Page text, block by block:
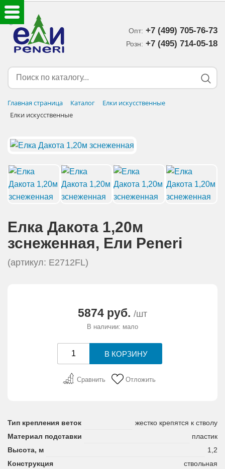
Опт: +7 (499) 705-76-73
Розн: +7 (495) 714-05-18‬
Главная страница Каталог
Елки искусственные
Елки искусственные
Елка Дакота 1,20м
зснеженная, Eли Peneri
(артикул: Е2712FL)
5874 руб. /шт
В наличии: мало
Сравнить Отложить
Тип крепления веток
жестко крепятся к стволу
Материал подставки
пластик
Высота, м
1,2
Конструкция
ствольная
ЕЛКИ ИСКУССТВЕННЫЕ
ЕЛОЧНЫЕ УКРАШЕНИЯ
НОВОГОДНИЙ ДЕКОР
ДОСТАВКА В РЕГИОНЫ
ДОСТАВКА
АКЦИИ И ПОДАРКИ
РЕКВИЗИТЫ